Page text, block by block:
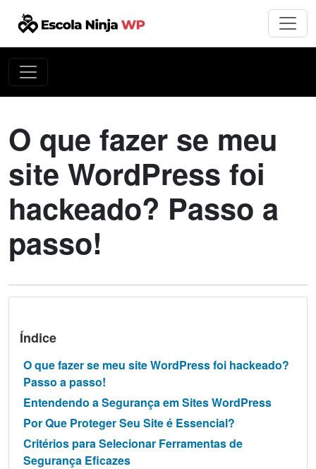
O que fazer se meu
site WordPress foi
hackeado? Passo a
passo!
Índice
O que fazer se meu site WordPress foi hackeado?
Passo a passo!
Entendendo a Segurança em Sites WordPress
Por Que Proteger Seu Site é Essencial?
Critérios para Selecionar Ferramentas de
Segurança Eficazes